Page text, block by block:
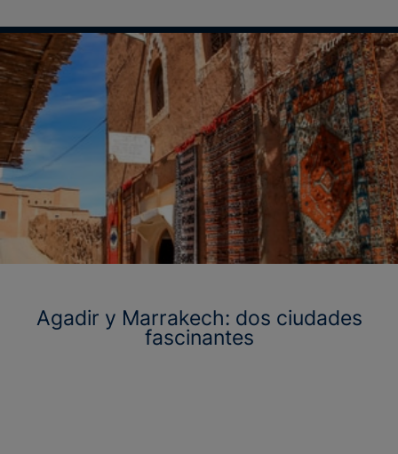
Agadir y Marrakech: dos ciudades
fascinantes